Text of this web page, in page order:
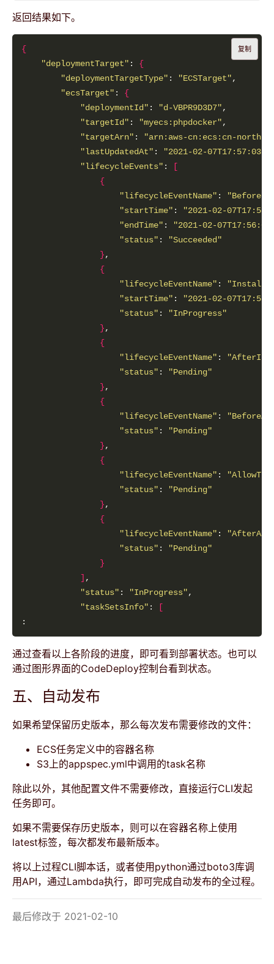
返回结果如下。
{
"deploymentTarget" : {
"deploymentTargetType" : "ECSTarget"
"ecsTarget" : {
"deploymentId" : "d-VBPR9D3D7"
"targetId" : "myecs:phpdocker"
"targetArn" :
"arn:aws-cn:ecs:cn-north-
"lastUpdatedAt" :
"2021-02-
"lifecycleEvents" :
[
{
"lifecycleEventName" :
"startTime" :
"2021-02-
"endTime" :
"2021-02-
"status" :
"Succeeded"
}
{
"lifecycleEventName" :
"Install"
"startTime" :
"2021-02-
"status" :
"InProgress"
}
{
"lifecycleEventName" :
"status" :
"Pending"
}
{
"lifecycleEventName" :
"status" :
"Pending"
}
{
"lifecycleEventName" :
"status" :
"Pending"
}
{
"lifecycleEventName" :
"status" :
"Pending"
}
]
"status" : "InProgress"
"taskSetsInfo" :
[
复制
通过查看以上各阶段的进度，即可看到部署状态。也可以
通过图形界面的CodeDeploy控制台看到状态。
五、自动发布
如果希望保留历史版本，那么每次发布需要修改的文件：
ECS任务定义中的容器名称
S3上的appspec.yml中调用的task名称
除此以外，其他配置文件不需要修改，直接运行CLI发起
任务即可。
如果不需要保存历史版本，则可以在容器名称上使用
latest标签，每次都发布最新版本。
将以上过程CLI脚本话，或者使用python通过boto3库调
用API，通过Lambda执行，即可完成自动发布的全过程。
最后修改于 2021-02-10